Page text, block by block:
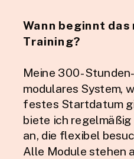
Wann beginnt
Training?
Meine 300-
modulares System,
festes Startdatum
biete ich
an, die flexibel
Alle Module stehen